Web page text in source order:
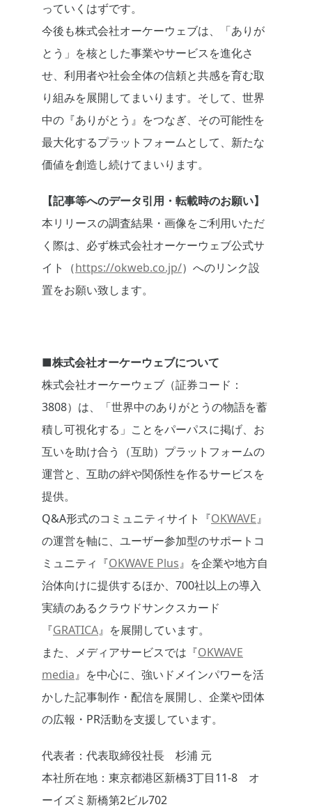
っていくはずです。
今後も株式会社オーケーウェブは、「ありが
とう」を核とした事業やサービスを進化さ
せ、利用者や社会全体の信頼と共感を育む取
り組みを展開してまいります。そして、世界
中の『ありがとう』をつなぎ、その可能性を
最大化するプラットフォームとして、新たな
価値を創造し続けてまいります。
【記事等へのデータ引用・転載時のお願い】
本リリースの調査結果・画像をご利用いただ
く際は、必ず株式会社オーケーウェブ公式サ
イト（https://okweb.co.jp/）へのリンク設
置をお願い致します。
■株式会社オーケーウェブについて
株式会社オーケーウェブ（証券コード：
3808）は、「世界中のありがとうの物語を蓄
積し可視化する」ことをパーパスに掲げ、お
互いを助け合う（互助）プラットフォームの
運営と、互助の絆や関係性を作るサービスを
提供。
Q&A形式のコミュニティサイト『OKWAVE』
の運営を軸に、ユーザー参加型のサポートコ
ミュニティ『OKWAVE Plus』を企業や地方自
治体向けに提供するほか、700社以上の導入
実績のあるクラウドサンクスカード
『GRATICA』を展開しています。
また、メディアサービスでは『OKWAVE
media』を中心に、強いドメインパワーを活
かした記事制作・配信を展開し、企業や団体
の広報・PR活動を支援しています。
代表者：代表取締役社長 杉浦 元
本社所在地：東京都港区新橋3丁目11-8 オ
ーイズミ新橋第2ビル702